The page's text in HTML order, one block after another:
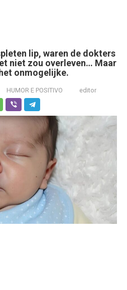
lip, waren de dokters
niet zou overleven… Maar
onmogelijke.
HUMOR E POSITIVO editor